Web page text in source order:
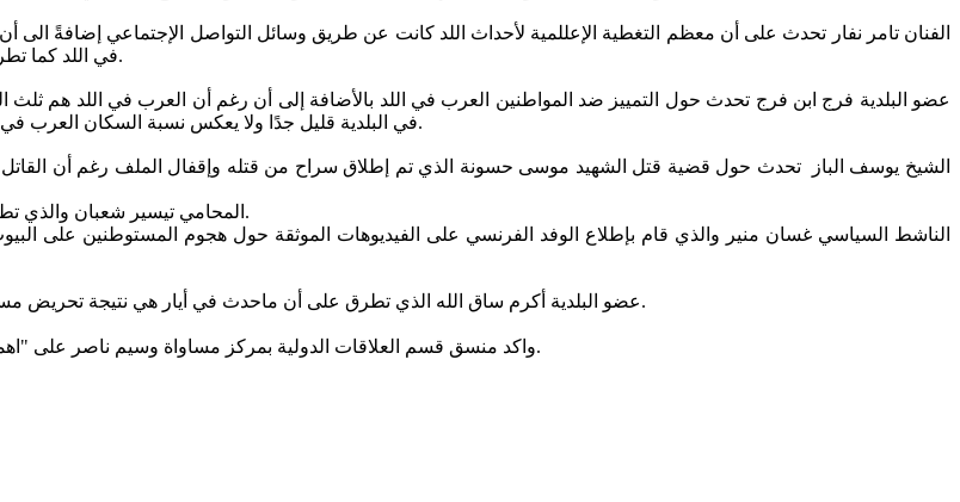
الفنان تامر نفار تحدث على أن معظم التغطية الإعللمية لأحداث اللد كانت عن طريق وسائل التواصل الإجتماعي إضافةً الى
في اللد كما تطرق إلى موضوع حماية الشرطة للمستوطنين الذين قاموا بالهجوم على الأحياء العربية.
عضو البلدية فرج ابن فرج تحدث حول التمييز ضد المواطنين العرب في اللد بالأضافة إلى أن رغم أن العرب في اللد هم ثلث
في البلدية قليل جدًا ولا يعكس نسبة السكان العرب في المدينة بالإضافة إلى أن هنالك تضييق على الأحياء العربية في مجال التخطيط والبناء.
الشيخ يوسف الباز تحدث حول قضية قتل الشهيد موسى حسونة الذي تم إطلاق سراح من قتله وإقفال الملف رغم أن القاتل
المحامي تيسير شعبان والذي تطرق للأوضاع في مدينة اللد والتهميش والتمييز الذي يعاني منه الأهالي العرب في اللد.
الناشط السياسي غسان منير والذي قام بإطلاع الوفد الفرنسي على الفيديوهات الموثقة حول هجوم المستوطنين على
عضو البلدية أكرم ساق الله الذي تطرق على أن ماحدث في أيار هي نتيجة تحريض مستمر منذ حوالي ١٠ سنوات ضد المواطنين العرب في اللد نتيجة تحريض رئيس البلدية.
واكد منسق قسم العلاقات الدولية بمركز مساواة وسيم ناصر على "اهمية تعميق العلاقات الدولية للمجتمع العربي لمنع محاصرتنا من قبل اليمين المتطرف.